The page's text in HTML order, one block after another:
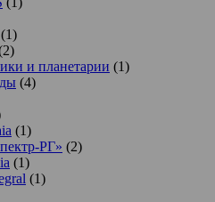
(1)
и планетарии (1)
(4)
(1)
РГ» (2)
(1)
(1)